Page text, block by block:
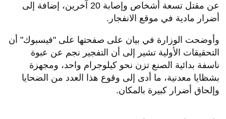
عن مقتل تسعة أشخاص وإصابة 20 آخرين، إضافة إلى
أضرار مادية في موقع الانفجار.
وأوضحت الوزارة في بيان على صفحتها على "فيسبوك" أن
التحقيقات الأولية تشير إلى أن التفجير نجم عن عبوة
ناسفة بدائية الصنع تزن نحو كيلوجرام واحد، ومجهزة
بشظايا معدنية، ما أدى إلى وقوع هذا العدد من الضحايا
وإلحاق أضرار كبيرة بالمكان.